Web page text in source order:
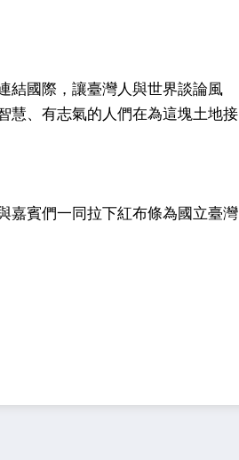
結國際，讓臺灣人與世界談論風
慧、有志氣的人們在為這塊土地接
嘉賓們一同拉下紅布條為國立臺灣